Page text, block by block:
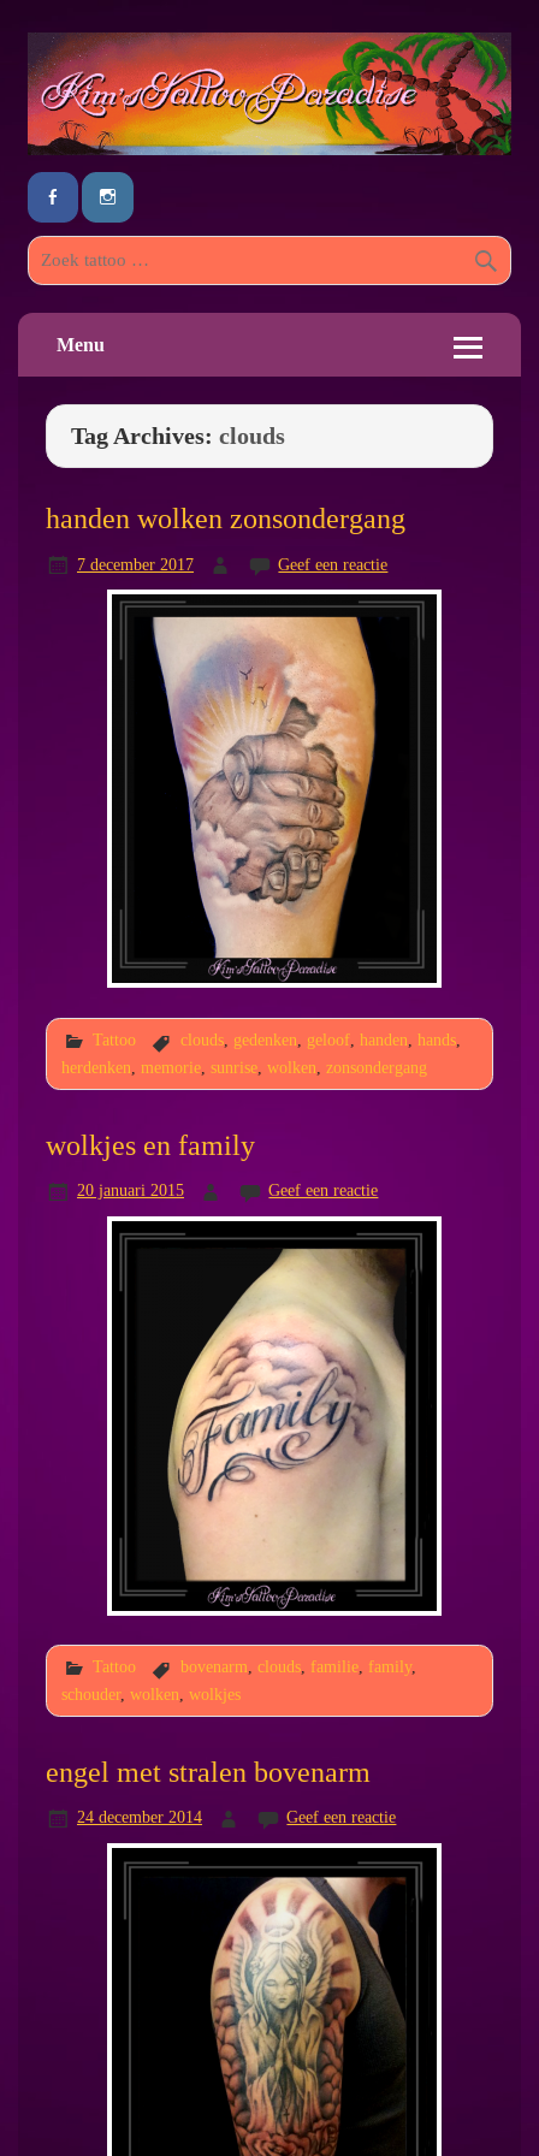
Menu
Tag Archives: clouds
handen wolken zonsondergang
7 december 2017 Geef een reactie
Tattoo clouds, gedenken geloof, handen hands,
herdenken
memorie, sunrise, wolken zonsondergang
wolkjes en family
20 januari 2015 Geef een reactie
Tattoo bovenarm, clouds, familie, family,
schouder, wolken wolkjes
engel met stralen bovenarm
24 december 2014 Geef een reactie